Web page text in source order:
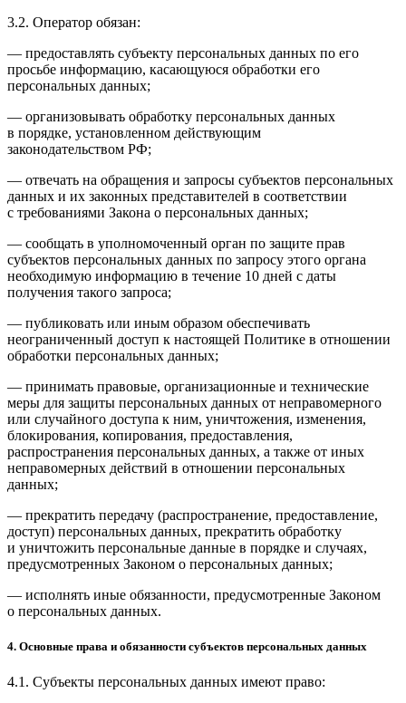
3.2. Оператор обязан:
— предоставлять субъекту персональных данных по его
просьбе информацию, касающуюся обработки его
персональных данных;
— организовывать обработку персональных данных
в порядке, установленном действующим
законодательством РФ;
— отвечать на обращения и запросы субъектов персональных
данных и их законных представителей в соответствии
с требованиями Закона о персональных данных;
— сообщать в уполномоченный орган по защите прав
субъектов персональных данных по запросу этого органа
необходимую информацию в течение 10 дней с даты
получения такого запроса;
— публиковать или иным образом обеспечивать
неограниченный доступ к настоящей Политике в отношении
обработки персональных данных;
— принимать правовые, организационные и технические
меры для защиты персональных данных от неправомерного
или случайного доступа к ним, уничтожения, изменения,
блокирования, копирования, предоставления,
распространения персональных данных, а также от иных
неправомерных действий в отношении персональных
данных;
— прекратить передачу (распространение, предоставление,
доступ) персональных данных, прекратить обработку
и уничтожить персональные данные в порядке и случаях,
предусмотренных Законом о персональных данных;
— исполнять иные обязанности, предусмотренные Законом
о персональных данных.
4. Основные права и обязанности субъектов персональных данных
4.1. Субъекты персональных данных имеют право: